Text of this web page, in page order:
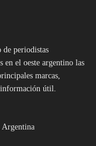
periodistas
en el oeste argentino las
marcas,
útil.
Argentina